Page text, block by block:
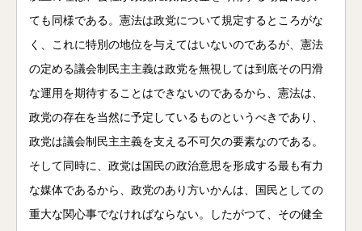
ても同様である。憲法は政党について規定するところがな
く、これに特別の地位を与えてはいないのであるが、憲法
の定める議会制民主主義は政党を無視しては到底その円滑
な運用を期待することはできないのであるから、憲法は、
政党の存在を当然に予定しているものというべきであり、
政党は議会制民主主義を支える不可欠の要素なのである。
そして同時に、政党は国民の政治意思を形成する最も有力
な媒体であるから、政党のあり方いかんは、国民としての
重大な関心事でなければならない。したがつて、その健全